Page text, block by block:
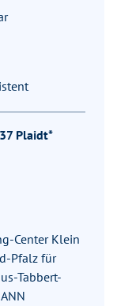
Plaidt*
Center Klein
Pfalz für
Tabbert-